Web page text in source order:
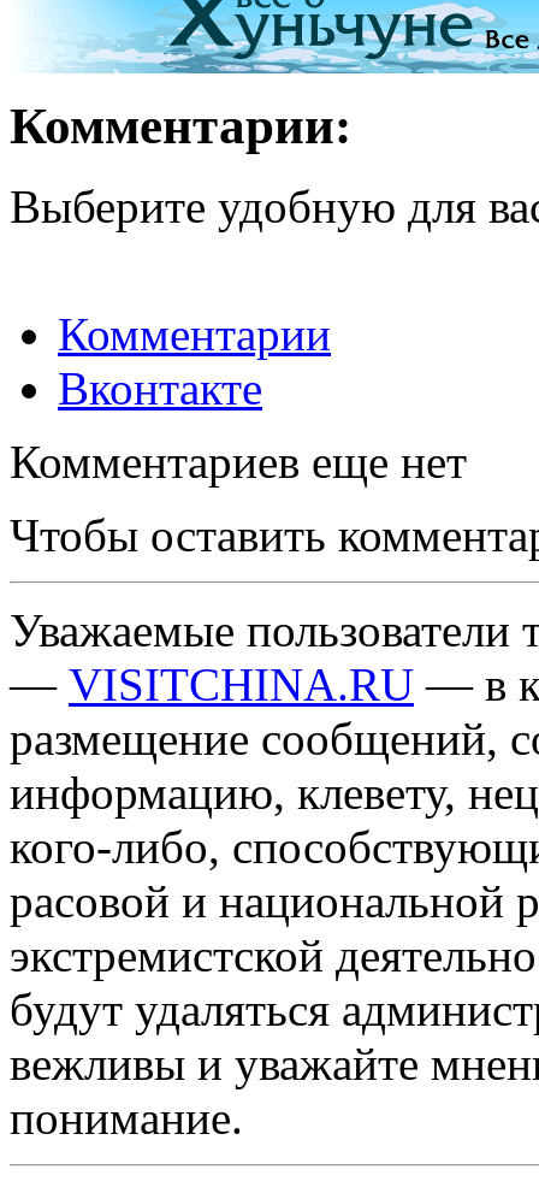
Комментарии:
Выберите удобную для
Комментарии
Вконтакте
Комментариев еще нет
Чтобы оставить
Уважаемые пользователи
— VISITCHINA.RU — в
размещение сообщений,
информацию, клевету,
кого-либо,
расовой и национальной
экстремистской
будут удаляться
вежливы и уважайте
понимание.